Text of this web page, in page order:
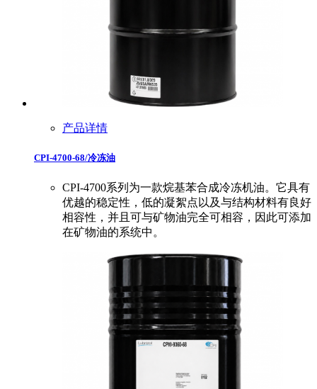
产品详情
CPI-4700-68/冷冻油
CPI-4700系列为一款烷基苯合成冷冻机油。它具有
优越的稳定性，低的凝絮点以及与结构材料有良好
相容性，并且可与矿物油完全可相容，因此可添加
在矿物油的系统中。